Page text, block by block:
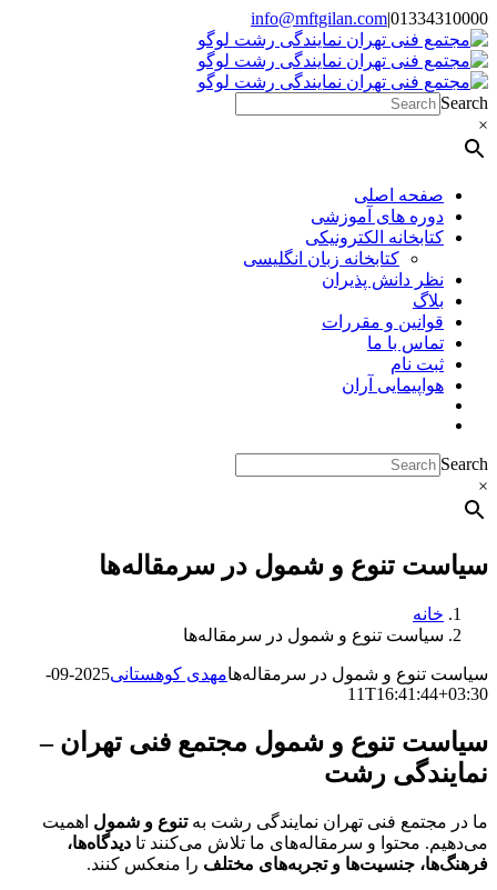
Skip
to
content
01334310000
|
info@mftgilan.com
Instagram
LinkedIn
Search
×
صفحه اصلی
دوره های آموزشی
کتابخانه الکترونیکی
کتابخانه زبان انگلیسی
نظر دانش پذیران
بلاگ
قوانین و مقررات
تماس با ما
ثبت نام
هواپیمایی آران
Search
×
سیاست تنوع و شمول در سرمقاله‌ها
خانه
سیاست تنوع و شمول در سرمقاله‌ها
سیاست تنوع و شمول در سرمقاله‌هامهدی کوهستانی
2025-09-
11T16:41:44+03:30
سیاست تنوع و شمول مجتمع فنی تهران –
نمایندگی رشت
ما در مجتمع فنی تهران نمایندگی رشت بهتنوع و شمول اهمیت
می‌دهیم. محتوا و سرمقاله‌های ما تلاش می‌کنند تا دیدگاه‌ها،
فرهنگ‌ها، جنسیت‌ها و تجربه‌های مختلف را منعکس کنند.